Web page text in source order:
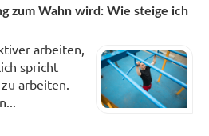
zum Wahn wird: Wie steige ich
arbeiten,
spricht
arbeiten.